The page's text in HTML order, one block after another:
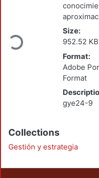
Loading...
Size:
952.52 KB
Format:
Adobe
Format
gye24-9
Collections
Gestión y estrategia